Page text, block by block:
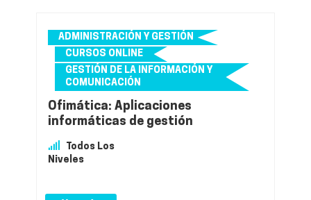
ADMINISTRACIÓN Y GESTIÓN
CURSOS ONLINE
GESTIÓN DE LA INFORMACIÓN Y
COMUNICACIÓN
Ofimática: Aplicaciones
informáticas de gestión
Todos Los
Niveles